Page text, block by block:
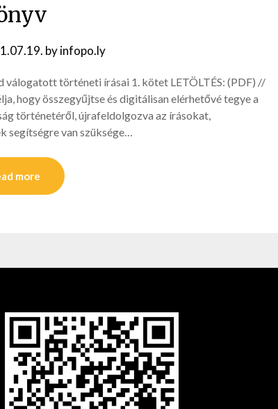
byinfopo.ly
válogatott történeti írásai 1. kötet LETÖLTÉS: (PDF) //
hogy összegyűjtse és digitálisan elérhetővé tegye a
történetéről, újrafeldolgozva az írásokat,
segítségre van szüksége…
more